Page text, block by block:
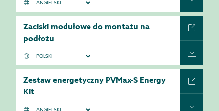
Zaciski modułowe do montażu na
podłożu
Zestaw energetyczny PVMax-S Energy
Kit